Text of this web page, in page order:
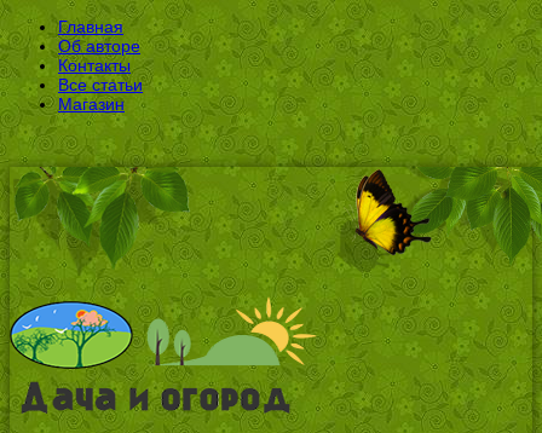
Главная
Об авторе
Контакты
Все статьи
Магазин